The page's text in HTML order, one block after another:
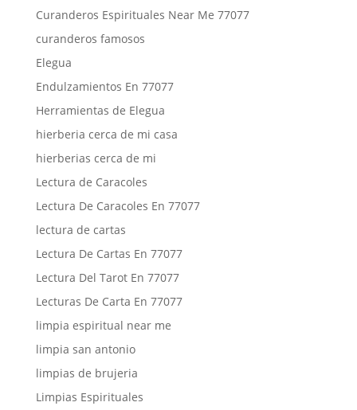
Curanderos Espirituales Near Me 77077
curanderos famosos
Elegua
Endulzamientos En 77077
Herramientas de Elegua
hierberia cerca de mi casa
hierberias cerca de mi
Lectura de Caracoles
Lectura De Caracoles En 77077
lectura de cartas
Lectura De Cartas En 77077
Lectura Del Tarot En 77077
Lecturas De Carta En 77077
limpia espiritual near me
limpia san antonio
limpias de brujeria
Limpias Espirituales